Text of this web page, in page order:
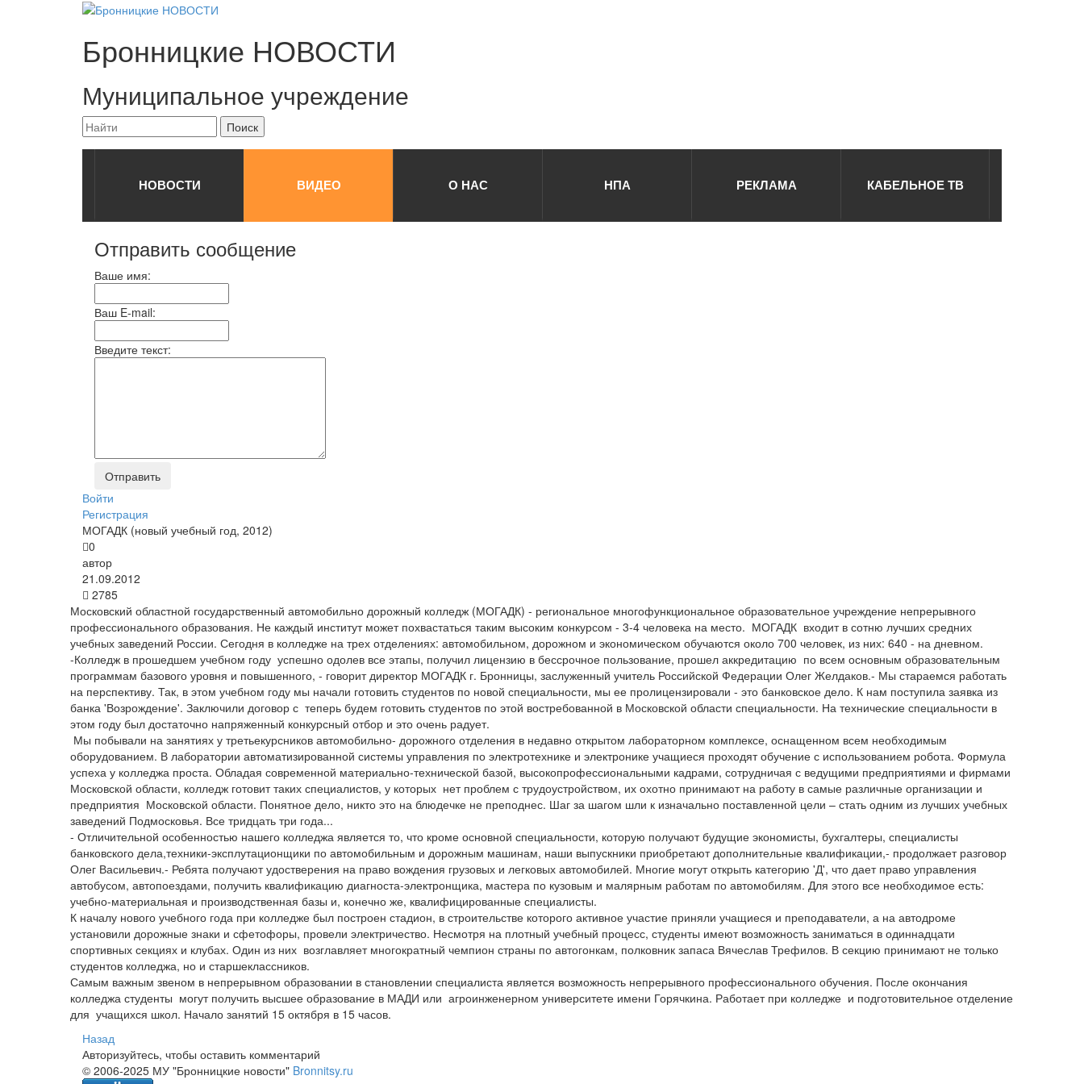
Бронницкие НОВОСТИ
Муниципальное учреждение
НОВОСТИ ВИДЕО О НАС НПА РЕКЛАМА КАБЕЛЬНОЕ ТВ
Отправить сообщение
Ваше имя:
Ваш E-mail:
Введите текст:
Войти
Регистрация
МОГАДК (новый учебный год, 2012)
0
автор
21.09.2012
2785
Московский областной государственный автомобильно дорожный колледж (МОГАДК) - региональное многофункциональное образовательное учреждение непрерывного
профессионального образования. Не каждый институт может похвастаться таким высоким конкурсом - 3-4 человека на место. МОГАДК входит в сотню лучших средних
учебных заведений России. Сегодня в колледже на трех отделениях: автомобильном, дорожном и экономическом обучаются около 700 человек, из них: 640 - на дневном.
-Колледж в прошедшем учебном году успешно одолев все этапы, получил лицензию в бессрочное пользование, прошел аккредитацию по всем основным образовательным
программам базового уровня и повышенного, - говорит директор МОГАДК г. Бронницы, заслуженный учитель Российской Федерации Олег Желдаков.- Мы стараемся работать
на перспективу. Так, в этом учебном году мы начали готовить студентов по новой специальности, мы ее пролицензировали - это банковское дело. К нам поступила заявка из
банка 'Возрождение'. Заключили договор с теперь будем готовить студентов по этой востребованной в Московской области специальности. На технические специальности в
этом году был достаточно напряженный конкурсный отбор и это очень радует.
Мы побывали на занятиях у третьекурсников автомобильно- дорожного отделения в недавно открытом лабораторном комплексе, оснащенном всем необходимым
оборудованием. В лаборатории автоматизированной системы управления по электротехнике и электронике учащиеся проходят обучение с использованием робота. Формула
успеха у колледжа проста. Обладая современной материально-технической базой, высокопрофессиональными кадрами, сотрудничая с ведущими предприятиями и фирмами
Московской области, колледж готовит таких специалистов, у которых нет проблем с трудоустройством, их охотно принимают на работу в самые различные организации и
предприятия Московской области. Понятное дело, никто это на блюдечке не преподнес. Шаг за шагом шли к изначально поставленной цели – стать одним из лучших учебных
заведений Подмосковья. Все тридцать три года...
- Отличительной особенностью нашего колледжа является то, что кроме основной специальности, которую получают будущие экономисты, бухгалтеры, специалисты
банковского дела,техники-эксплутационщики по автомобильным и дорожным машинам, наши выпускники приобретают дополнительные квалификации,- продолжает разговор
Олег Васильевич.- Ребята получают удостверения на право вождения грузовых и легковых автомобилей. Многие могут открыть категорию 'Д', что дает право управления
автобусом, автопоездами, получить квалификацию диагноста-электронщика, мастера по кузовым и малярным работам по автомобилям. Для этого все необходимое есть:
учебно-материальная и производственная базы и, конечно же, квалифицированные специалисты.
К началу нового учебного года при колледже был построен стадион, в строительстве которого активное участие приняли учащиеся и преподаватели, а на автодроме
установили дорожные знаки и сфетофоры, провели электричество. Несмотря на плотный учебный процесс, студенты имеют возможность заниматься в одиннадцати
спортивных секциях и клубах. Один из них возглавляет многократный чемпион страны по автогонкам, полковник запаса Вячеслав Трефилов. В секцию принимают не только
студентов колледжа, но и старшеклассников.
Самым важным звеном в непрерывном образовании в становлении специалиста является возможность непрерывного профессионального обучения. После окончания
колледжа студенты могут получить высшее образование в МАДИ или агроинженерном университете имени Горячкина. Работает при колледже и подготовительное отделение
для учащихся школ. Начало занятий 15 октября в 15 часов.
Назад
Авторизуйтесь, чтобы оставить комментарий
© 2006-2025 МУ "Бронницкие новости" Bronnitsy.ru